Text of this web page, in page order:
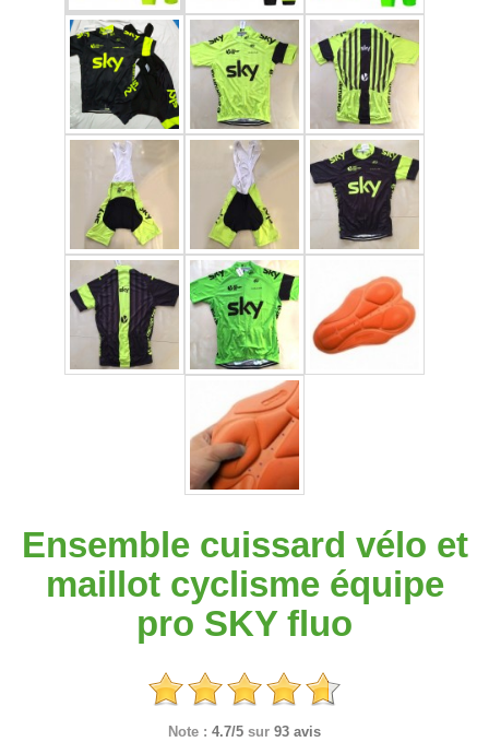
Ensemble cuissard vélo et
maillot cyclisme équipe
pro SKY fluo
Note : 4.7/5 sur 93 avis